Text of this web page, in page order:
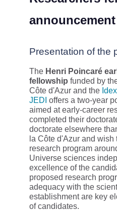
announcement
Presentation of the
The Henri Poincaré
fellowship funded by
Côte d'Azur and the
JEDI offers a two-year
aimed at early-career
completed their
doctorate elsewhere
la Côte d'Azur and
research program
Universe sciences
excellence of the
proposed research
adequacy with the
establishment are key
of candidates.